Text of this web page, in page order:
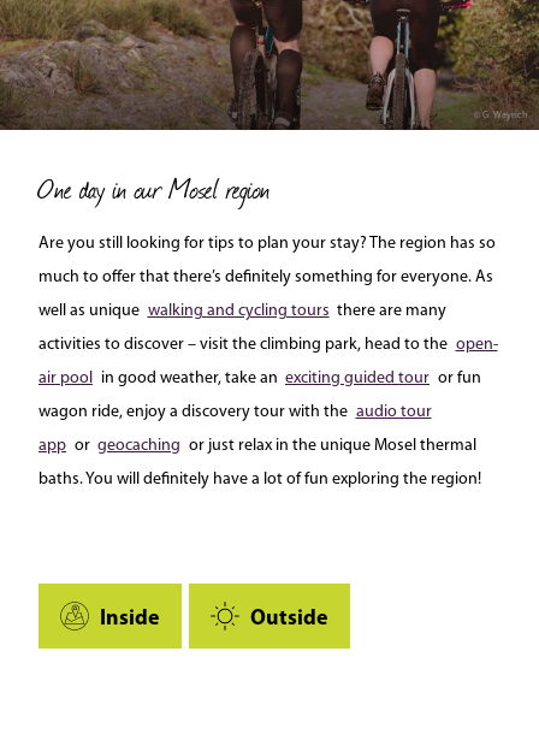
© G. Weyrich
One day in our Mosel region
Are you still looking for tips to plan your stay? The region has so
much to offer that there’s definitely something for everyone. As
well as unique walking and cycling tours there are many
activities to discover – visit the climbing park, head to the open-
air pool in good weather, take an exciting guided tour or fun
wagon ride, enjoy a discovery tour with the audio tour
app or geocaching or just relax in the unique Mosel thermal
baths. You will definitely have a lot of fun exploring the region!
Inside Outside